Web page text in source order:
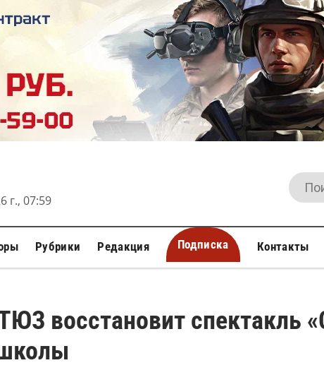
г., 07:59
Рубрики Редакция Подписка Контакты
восстановит спектакль